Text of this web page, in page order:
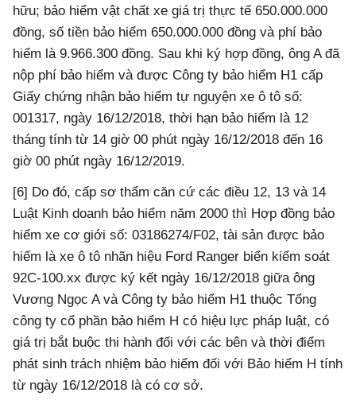
hữu; bảo hiểm vật chất xe giá trị thực tế 650.000.000
đồng, số tiền bảo hiểm 650.000.000 đồng và phí bảo
hiểm là 9.966.300 đồng. Sau khi ký hợp đồng, ông A đã
nộp phí bảo hiểm và được Công ty bảo hiểm H1 cấp
Giấy chứng nhận bảo hiểm tự nguyện xe ô tô số:
001317, ngày 16/12/2018, thời hạn bảo hiểm là 12
tháng tính từ 14 giờ 00 phút ngày 16/12/2018 đến 16
giờ 00 phút ngày 16/12/2019.
[6] Do đó, cấp sơ thẩm căn cứ các điều 12, 13 và 14
Luật Kinh doanh bảo hiểm năm 2000 thì Hợp đồng bảo
hiểm xe cơ giới số: 03186274/F02, tài sản được bảo
hiểm là xe ô tô nhãn hiệu Ford Ranger biển kiểm soát
92C-100.xx được ký kết ngày 16/12/2018 giữa ông
Vương Ngọc A và Công ty bảo hiểm H1 thuộc Tổng
công ty cổ phần bảo hiểm H có hiệu lực pháp luật, có
giá trị bắt buộc thi hành đối với các bên và thời điểm
phát sinh trách nhiệm bảo hiểm đối với Bảo hiểm H tính
từ ngày 16/12/2018 là có cơ sở.